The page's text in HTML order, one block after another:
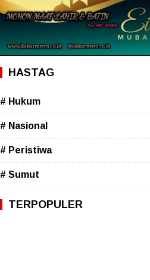
HASTAG
# Hukum
# Nasional
# Peristiwa
# Sumut
TERPOPULER